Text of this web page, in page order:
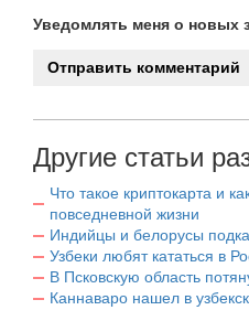
Уведомлять меня о новых
Другие статьи
Что такое криптокарта и
повседневной жизни
Индийцы и белорусы
Узбеки любят кататься в
В Псковскую область
Каннаваро нашел в